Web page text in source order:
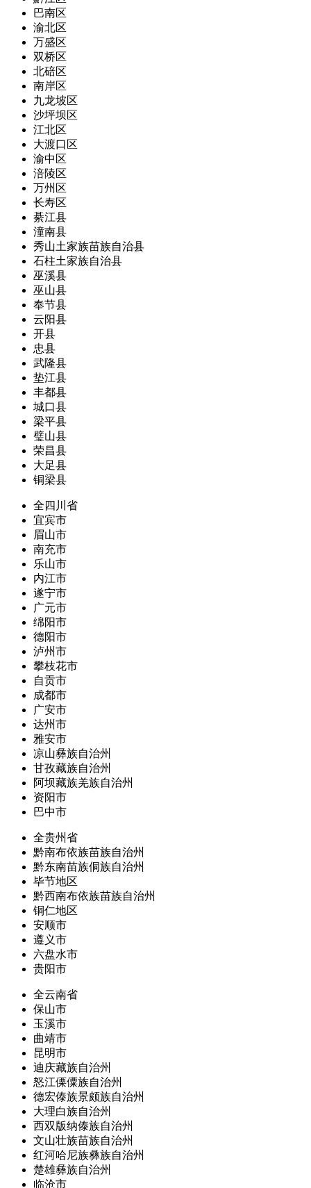
巴南区
渝北区
万盛区
双桥区
北碚区
南岸区
九龙坡区
沙坪坝区
江北区
大渡口区
渝中区
涪陵区
万州区
长寿区
綦江县
潼南县
秀山土家族苗族自治县
石柱土家族自治县
巫溪县
巫山县
奉节县
云阳县
开县
忠县
武隆县
垫江县
丰都县
城口县
梁平县
璧山县
荣昌县
大足县
铜梁县
全四川省
宜宾市
眉山市
南充市
乐山市
内江市
遂宁市
广元市
绵阳市
德阳市
泸州市
攀枝花市
自贡市
成都市
广安市
达州市
雅安市
凉山彝族自治州
甘孜藏族自治州
阿坝藏族羌族自治州
资阳市
巴中市
全贵州省
黔南布依族苗族自治州
黔东南苗族侗族自治州
毕节地区
黔西南布依族苗族自治州
铜仁地区
安顺市
遵义市
六盘水市
贵阳市
全云南省
保山市
玉溪市
曲靖市
昆明市
迪庆藏族自治州
怒江傈僳族自治州
德宏傣族景颇族自治州
大理白族自治州
西双版纳傣族自治州
文山壮族苗族自治州
红河哈尼族彝族自治州
楚雄彝族自治州
临沧市